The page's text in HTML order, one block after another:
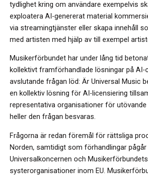
tydlighet kring om användare exempelvis
exploatera AI-genererat material
via streamingtjänster eller skapa innehåll
med artisten med hjälp av till exempel
Musikerförbundet har under lång tid
kollektivt framförhandlade lösningar på AI-
avslutande frågan löd: Är Universal Music
en kollektiv lösning för AI-licensiering
representativa organisationer för
heller den frågan besvaras.
Frågorna är redan föremål för rättsliga
Norden, samtidigt som förhandlingar pågår
Universalkoncernen och Musikerförbundets
systerorganisationer inom EU.